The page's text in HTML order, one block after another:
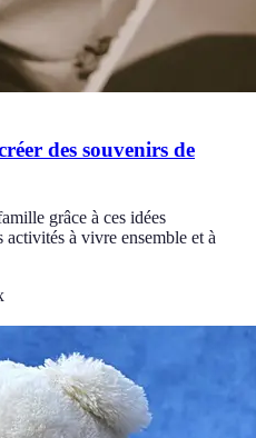
des souvenirs de
grâce à ces idées
activités à vivre ensemble et à